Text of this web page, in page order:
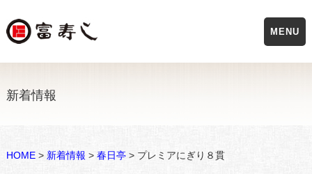
新着情報
HOME> 新着情報 > 春日亭> プレミアにぎり８貫
MENU